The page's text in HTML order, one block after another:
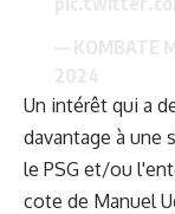
Un intérêt qui a
davantage à une
le PSG et/ou
cote de Manuel